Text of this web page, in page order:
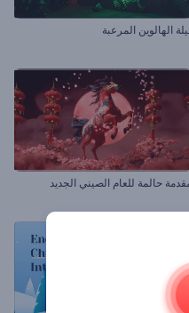
الهالوين المرعبة
حالمة للعام الصيني الجديد